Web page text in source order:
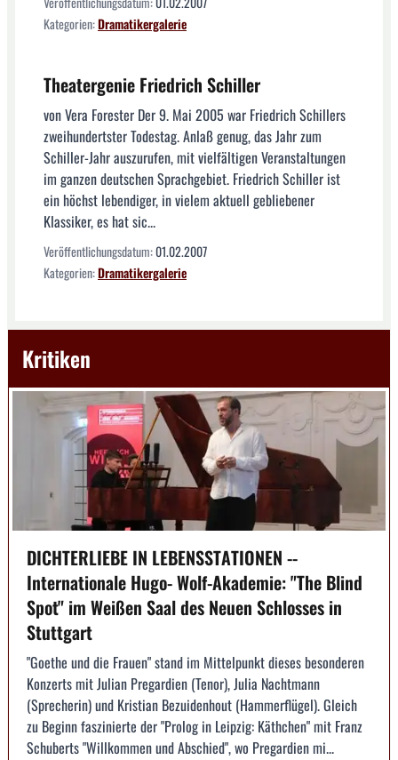
Kategorien:Dramatikergalerie
Theatergenie Friedrich Schiller
von Vera Forester Der 9. Mai 2005 war Friedrich Schillers
zweihundertster Todestag. Anlaß genug, das Jahr zum
Schiller-Jahr auszurufen, mit vielfältigen Veranstaltungen
im ganzen deutschen Sprachgebiet. Friedrich Schiller ist
ein höchst lebendiger, in vielem aktuell gebliebener
Klassiker, es hat sic...
Veröffentlichungsdatum:01.02.2007
Kategorien:Dramatikergalerie
Kritiken
DICHTERLIEBE IN LEBENSSTATIONEN --
Internationale Hugo- Wolf-Akademie: "The Blind
Spot" im Weißen Saal des Neuen Schlosses in
Stuttgart
"Goethe und die Frauen" stand im Mittelpunkt dieses besonderen
Konzerts mit Julian Pregardien (Tenor), Julia Nachtmann
(Sprecherin) und Kristian Bezuidenhout (Hammerflügel). Gleich
zu Beginn faszinierte der "Prolog in Leipzig: Käthchen" mit Franz
Schuberts "Willkommen und Abschied", wo Pregardien mi...